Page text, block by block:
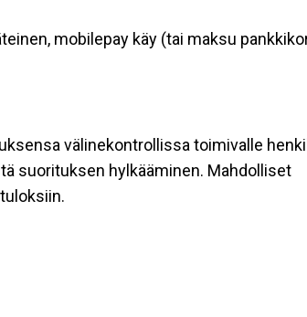
mobilepay käy (tai maksu
välinekontrollissa toimivalle
suorituksen hylkääminen. Mahdolliset